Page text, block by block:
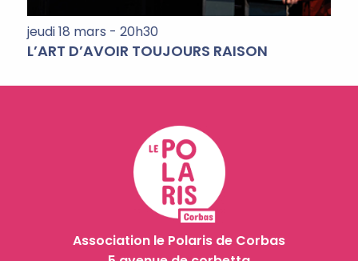
jeudi 18 mars - 20h30
L’ART D’AVOIR TOUJOURS RAISON
Association le Polaris de Corbas